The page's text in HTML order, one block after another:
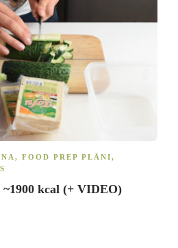
, FOOD PREP PLĀNI,
kcal (+ VIDEO)